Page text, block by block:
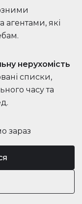
зараз
які
нерухомість
списки,
часу та